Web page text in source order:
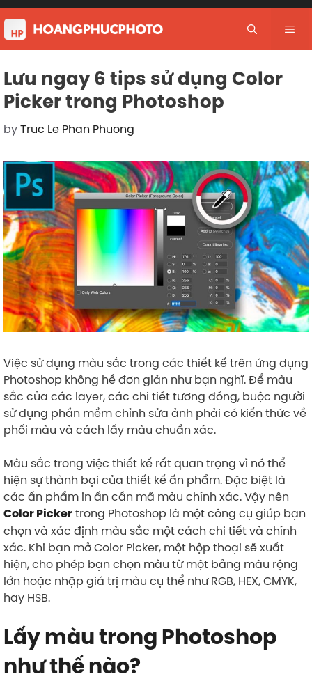
Skip
to
content
Lưu ngay 6 tips sử dụng Color
Picker trong Photoshop
byTruc Le Phan Phuong
Việc sử dụng màu sắc trong các thiết kế trên ứng dụng
Photoshop không hề đơn giản như bạn nghĩ. Để màu
sắc của các layer, các chi tiết tương đồng, buộc người
sử dụng phần mềm chỉnh sửa ảnh phải có kiến thức về
phối màu và cách lấy màu chuẩn xác.
Màu sắc trong việc thiết kế rất quan trọng vì nó thể
hiện sự thành bại của thiết kế ấn phẩm. Đặc biệt là
các ấn phẩm in ấn cần mã màu chính xác. Vậy nên
Color Pickertrong Photoshop là một công cụ giúp bạn
chọn và xác định màu sắc một cách chi tiết và chính
xác. Khi bạn mở Color Picker, một hộp thoại sẽ xuất
hiện, cho phép bạn chọn màu từ một bảng màu rộng
lớn hoặc nhập giá trị màu cụ thể như RGB, HEX, CMYK,
hay HSB.
Lấy màu trong Photoshop
như thế nào?